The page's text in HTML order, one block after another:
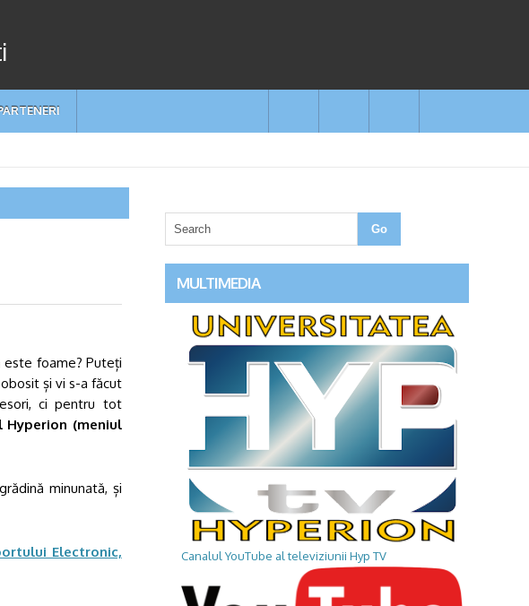
este foame? Puteți
și vi s-a făcut
ci pentru tot
Hyperion (meniul
minunată, și
Electronic,
MULTIMEDIA
Canalul YouTube al televiziunii Hyp TV